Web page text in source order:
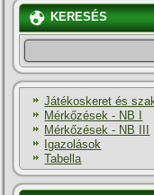
KERESÉS
Játékoskeret és
Mérkőzések - NB I
Mérkőzések - NB III
Igazolások
Tabella